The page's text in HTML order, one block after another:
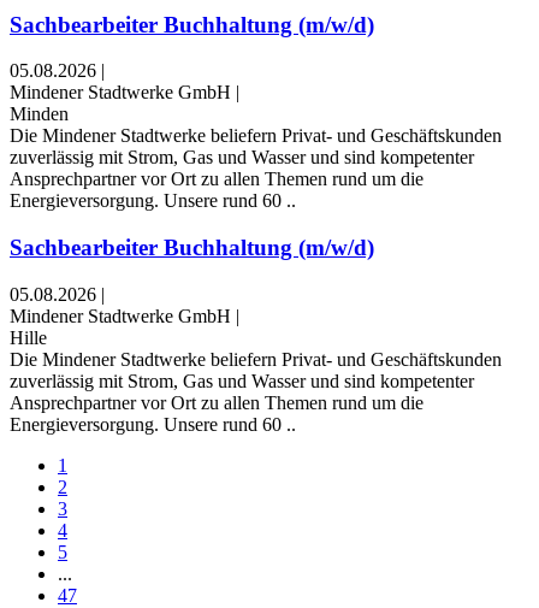
Sachbearbeiter Buchhaltung (m/w/d)
05.08.2026 |
Mindener Stadtwerke GmbH |
Minden
Die Mindener Stadtwerke beliefern Privat- und Geschäftskunden
zuverlässig mit Strom, Gas und Wasser und sind kompetenter
Ansprechpartner vor Ort zu allen Themen rund um die
Energieversorgung. Unsere rund 60 ..
Sachbearbeiter Buchhaltung (m/w/d)
05.08.2026 |
Mindener Stadtwerke GmbH |
Hille
Die Mindener Stadtwerke beliefern Privat- und Geschäftskunden
zuverlässig mit Strom, Gas und Wasser und sind kompetenter
Ansprechpartner vor Ort zu allen Themen rund um die
Energieversorgung. Unsere rund 60 ..
1
2
3
4
5
...
47